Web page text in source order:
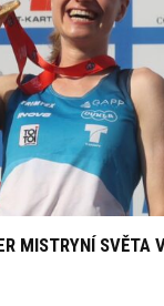
MISTRYNÍ SVĚTA